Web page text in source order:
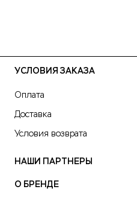
УСЛОВИЯ ЗАКАЗА
Оплата
Доставка
Условия возврата
НАШИ ПАРТНЕРЫ
О БРЕНДЕ